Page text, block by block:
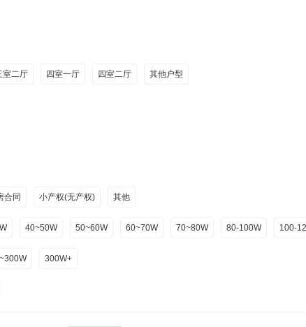
室二厅 四室一厅 四室二厅 其他户型
合同 小产权(无产权) 其他
40~50W 50~60W 60~70W 70~80W 80-100W 100-
300W+